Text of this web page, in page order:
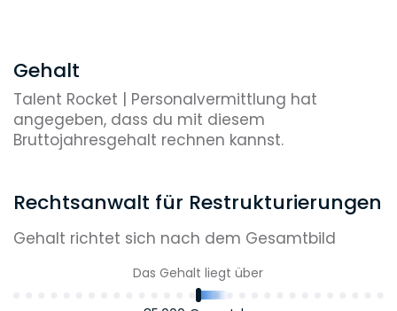
Gehalt
Talent Rocket | Personalvermittlung hat
angegeben, dass du mit diesem
Bruttojahresgehalt rechnen kannst.
Rechtsanwalt für Restrukturierungen
Gehalt richtet sich nach dem Gesamtbild
Das Gehalt liegt über